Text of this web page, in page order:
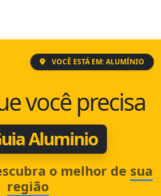
VOCÊ ESTÁ EM: ALUMÍNIO
você precisa
Aluminio
o melhor de sua
região